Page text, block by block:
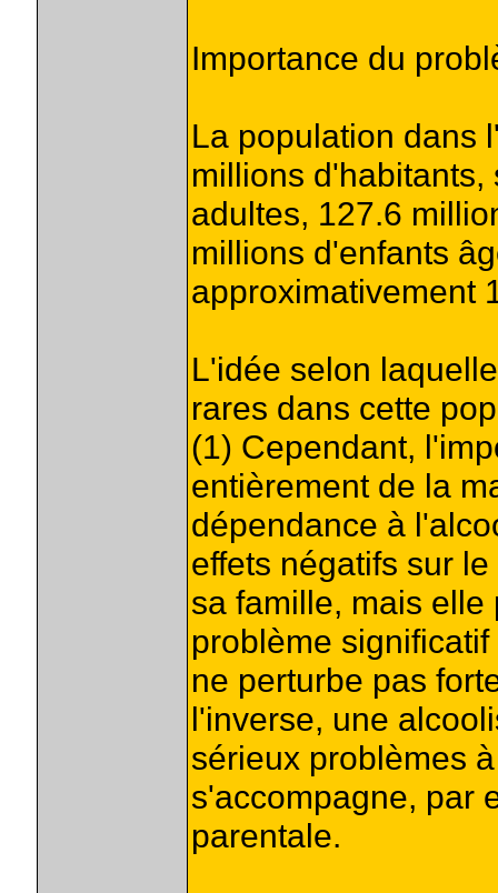
Importance du
La population dans
millions
adultes, 127.6
millions d'enfants
approximativement
L'idée selon
rares dans cette
(1) Cependant,
entièrement de la
dépendance à
effets négatifs sur
sa famille, mais
problème
ne perturbe pas
l'inverse, une
sérieux problèmes
s'accompagne, par
parentale.